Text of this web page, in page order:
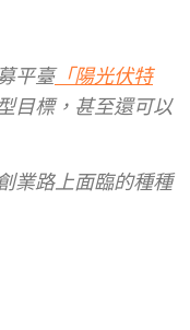
平臺「陽光伏特
目標，甚至還可以
業路上面臨的種種